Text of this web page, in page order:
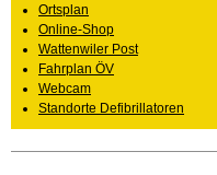
Ortsplan
Online-Shop
Wattenwiler Post
Fahrplan ÖV
Webcam
Standorte Defibrillatoren